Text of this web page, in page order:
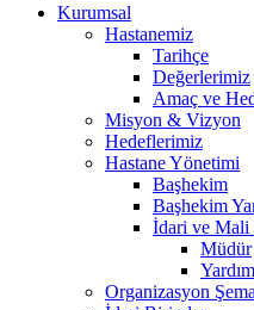
Kurumsal
Hastanemiz
Tarihçe
Değerlerimiz
Amaç ve
Misyon & Vizyon
Hedeflerimiz
Hastane Yönetimi
Başhekim
Başhekim
İdari ve
Müdür
Organizasyon